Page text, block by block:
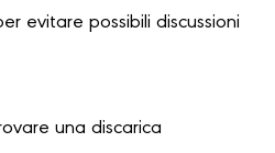
evitare possibili discussioni
una discarica